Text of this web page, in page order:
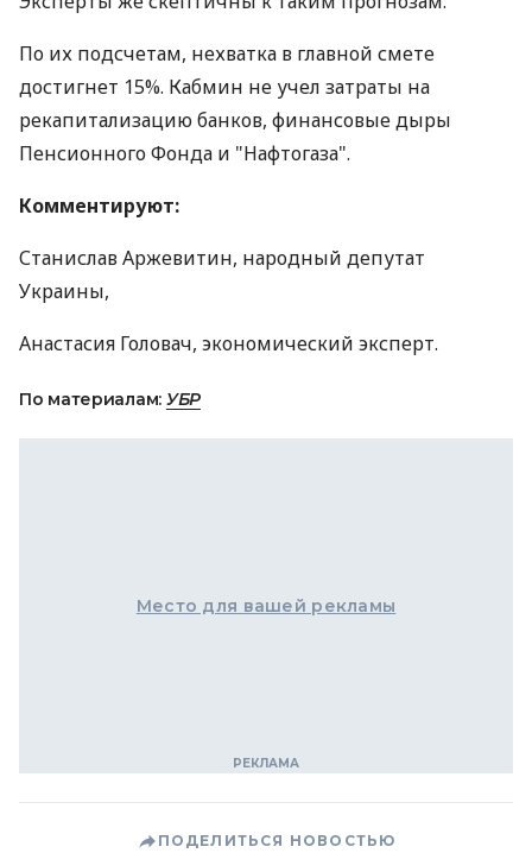
По их подсчетам, нехватка в главной смете
достигнет 15%. Кабмин не учел затраты на
рекапитализацию банков, финансовые дыры
Пенсионного Фонда и "Нафтогаза".
Комментируют:
Станислав Аржевитин, народный депутат
Украины,
Анастасия Головач, экономический эксперт.
По материалам: УБР
Место для вашей рекламы
ПОДЕЛИТЬСЯ НОВОСТЬЮ